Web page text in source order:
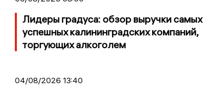
Лидеры градуса: обзор выручки самых
успешных калининградских компаний,
торгующих алкоголем
04/08/2026 13:40